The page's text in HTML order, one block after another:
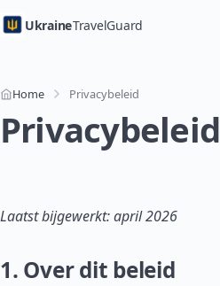
UkraineTravelGuard
Home Privacybeleid
Privacybeleid
Laatst bijgewerkt: april 2026
1. Over dit beleid